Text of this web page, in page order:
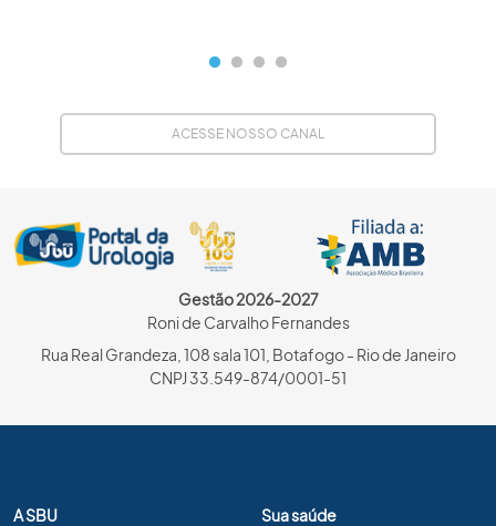
ACESSE NOSSO CANAL
Gestão 2026-2027
Roni de Carvalho Fernandes
Rua Real Grandeza, 108 sala 101, Botafogo - Rio de Janeiro
CNPJ 33.549-874/0001-51
A SBU Sua saúde